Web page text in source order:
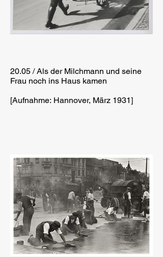
20.05 / Als der Milchmann und seine
Frau noch ins Haus kamen
[Aufnahme: Hannover, März 1931]